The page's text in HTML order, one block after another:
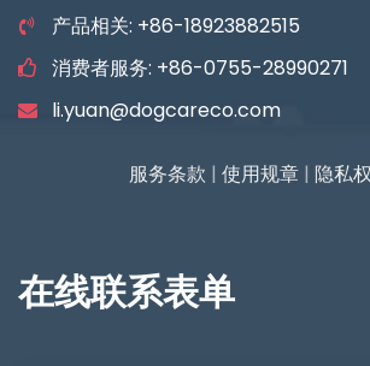
产品相关: +86-18923882515
消费者服务: +86-0755-28990271
li.yuan@dogcareco.com
服务条款 | 使用规章 | 隐私
在线联系表单